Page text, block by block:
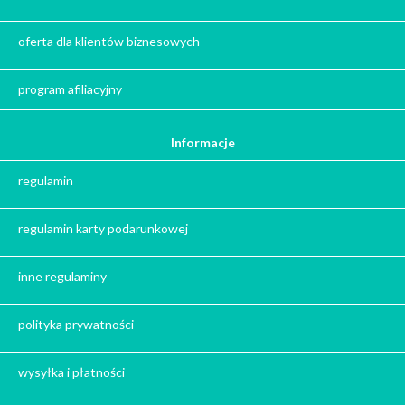
Zima
Herbata - podziękowanie dla gości
Ile gram ma łyżeczka do herbaty?
Prezent na święta
Prezent dla chłopaka na święta
Prezent dla koleżanki na święta
Prezent dla mamy na święta
oferta dla klientów biznesowych
program afiliacyjny
Informacje
regulamin
regulamin karty podarunkowej
inne regulaminy
polityka prywatności
wysyłka i płatności